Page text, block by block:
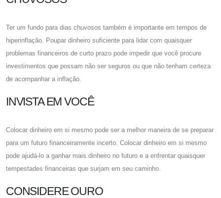
Ter um fundo para dias chuvosos também é importante em tempos de
hiperinflação. Poupar dinheiro suficiente para lidar com quaisquer
problemas financeiros de curto prazo pode impedir que você procure
investimentos que possam não ser seguros ou que não tenham certeza
de acompanhar a inflação.
INVISTA EM VOCÊ
Colocar dinheiro em si mesmo pode ser a melhor maneira de se preparar
para um futuro financeiramente incerto. Colocar dinheiro em si mesmo
pode ajudá-lo a ganhar mais dinheiro no futuro e a enfrentar quaisquer
tempestades financeiras que surjam em seu caminho.
CONSIDERE OURO